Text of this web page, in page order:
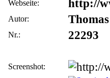
Webseite: http://
Autor:
Nr.: 22293
Screenshot: